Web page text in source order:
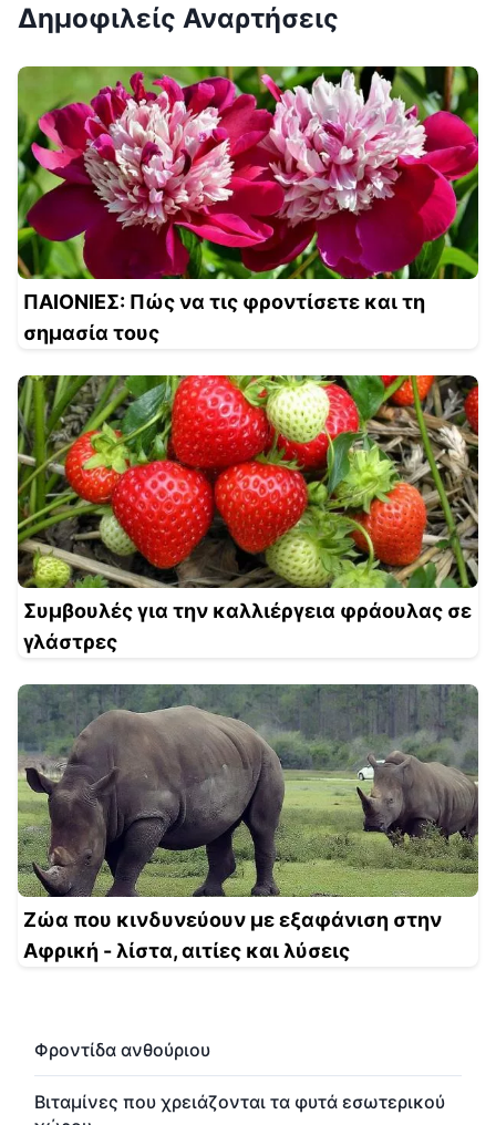
Δημοφιλείς Αναρτήσεις
ΠΑΙΟΝΙΕΣ: Πώς να τις φροντίσετε και τη
σημασία τους
Συμβουλές για την καλλιέργεια φράουλας σε
γλάστρες
Ζώα που κινδυνεύουν με εξαφάνιση στην
Αφρική - λίστα, αιτίες και λύσεις
Φροντίδα ανθούριου
Βιταμίνες που χρειάζονται τα φυτά εσωτερικού